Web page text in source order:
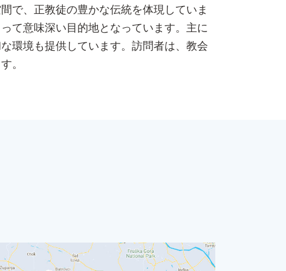
で、正教徒の豊かな伝統を体現していま
て意味深い目的地となっています。主に
環境も提供しています。訪問者は、教会
。